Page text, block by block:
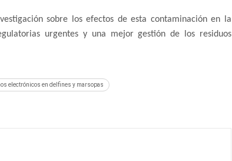
sobre los efectos de esta contaminación en la
urgentes y una mejor gestión de los residuos
electrónicos en delfines y marsopas